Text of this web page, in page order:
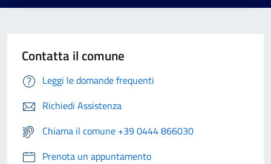
Contatta il comune
Leggi le domande frequenti
Richiedi Assistenza
Chiama il comune +39 0444 866030
Prenota un appuntamento